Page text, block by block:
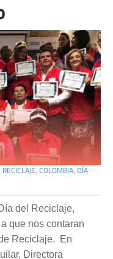
RECICLAJE, COLOMBIA, DÍA
del Reciclaje,
que nos contaran
Reciclaje. En
Directora